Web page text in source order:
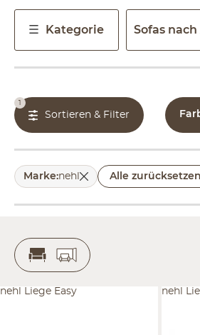
Kategorie Sofas nach
1
Sortieren & Filter
Marke:nehl Alle zurücksetzen
nehl Liege Easy nehl